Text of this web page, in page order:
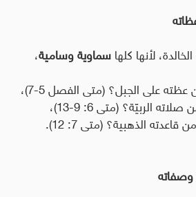
لأنها كلهاسماوية وسامية،
على الجبل؟ (متى الفصل 5-7)،
صلاته الربيّة؟ (متى 6: 9-13)،
من قاعدته الذهبية؟ (متى 7: 12).